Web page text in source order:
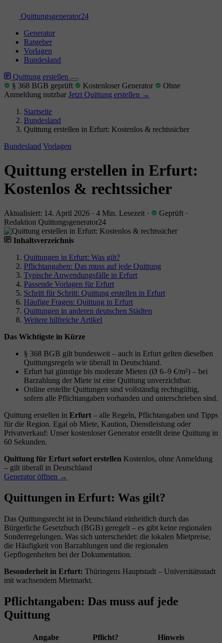
Quittungsgenerator24
Generator
Ratgeber
Vorlagen
Bundesland
Quittung erstellen
§ 368 BGB geprüft
Kostenloser Generator
Ohne
Anmeldung nutzbar Jetzt Quittung erstellen →
Startseite
Bundesland
Quittung erstellen in Erfurt: Kostenlos & rechtssicher
Bundesland Vorlagen
Quittung erstellen in Erfurt:
Kostenlos & rechtssicher
Aktualisiert: 14. April 2026 · 4 Min. Lesezeit · Geprüft ·
Redaktion Quittungsgenerator24
Inhaltsverzeichnis
Quittungen in Erfurt: Was gilt?
Pflichtangaben: Das muss auf jede Quittung
Typische Anwendungsfälle in Erfurt
Passende Vorlagen für Erfurt
Schritt für Schritt: Quittung erstellen in Erfurt
Häufige Fragen: Quittung in Erfurt
Quittungen in anderen deutschen Städten
Weitere hilfreiche Artikel
Das Wichtigste in Kürze
§ 368 BGB gilt bundesweit – auch in Erfurt gelten dieselben
Quittungsregeln wie überall in Deutschland.
Erfurt hat günstige bis moderate Mieten (Ø 6–9 €/m²) – bei
Barzahlung der Miete ist eine Quittung unverzichtbar.
Online erstellte Quittungen sind vollständig rechtsgültig,
sofern alle Pflichtangaben vorhanden und unterschrieben sind.
Quittung erstellen in Erfurt – alle Regeln, Pflichtangaben und Tipps
für die Region. Egal ob Miete, Kaution, Dienstleistung oder
Privatverkauf: Unser kostenloser Generator erstellt deine Quittung in
60 Sekunden.
Quittung für Erfurt sofort erstellen Kostenlos, ohne Anmeldung
– gilt überall in Deutschland
Generator öffnen →
Quittungen in Erfurt: Was gilt?
Das Quittungsrecht ist in Deutschland einheitlich durch das
Bürgerliche Gesetzbuch (BGB) geregelt – es gibt keine regionalen
Sonderregelungen. Was sich unterscheidet: die lokalen Mietpreise,
die Häufigkeit von Barzahlungen und die regionalen
Gepflogenheiten bei der Dokumentation.
Besonderheit in Erfurt: Thüringens Hauptstadt – Universitätsstadt
mit wachsendem Mietmarkt.
Pflichtangaben: Das muss auf jede
Quittung
Angabe Pflicht?
Hinweis